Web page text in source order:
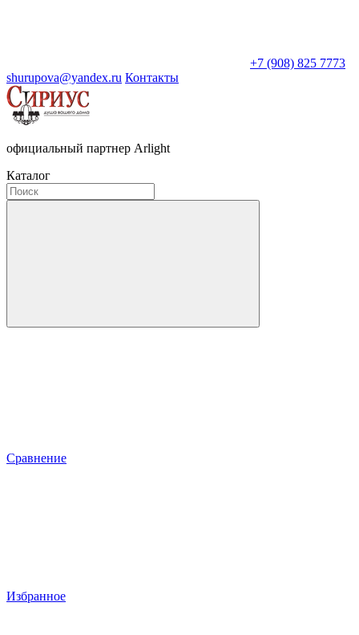
+7 (908) 825 7773
shurupova@yandex.ru Контакты
официальный партнер Arlight
Каталог
Сравнение
Избранное